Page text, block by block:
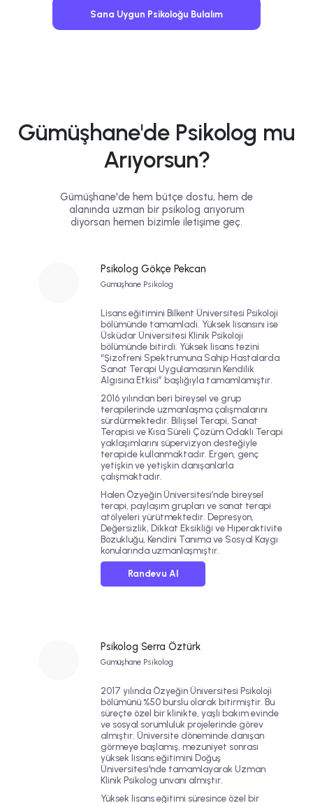
Sana Uygun Psikoloğu Bulalım
Gümüşhane'de Psikolog mu
Arıyorsun?
Gümüşhane'de hem bütçe dostu, hem de
alanında uzman bir psikolog arıyorum
diyorsan hemen bizimle iletişime geç.
Psikolog Gökçe Pekcan
Gümüşhane Psikolog
Lisans eğitimini Bilkent Üniversitesi Psikoloji
bölümünde tamamladı. Yüksek lisansını ise
Üsküdar Üniversitesi Klinik Psikoloji
bölümünde bitirdi. Yüksek lisans tezini
“Şizofreni Spektrumuna Sahip Hastalarda
Sanat Terapi Uygulamasının Kendilik
Algısına Etkisi” başlığıyla tamamlamıştır.
2016 yılından beri bireysel ve grup
terapilerinde uzmanlaşma çalışmalarını
sürdürmektedir. Bilişsel Terapi, Sanat
Terapisi ve Kısa Süreli Çözüm Odaklı Terapi
yaklaşımlarını süpervizyon desteğiyle
terapide kullanmaktadır. Ergen, genç
yetişkin ve yetişkin danışanlarla
çalışmaktadır.
Halen Özyeğin Üniversitesi’nde bireysel
terapi, paylaşım grupları ve sanat terapi
atölyeleri yürütmektedir. Depresyon,
Değersizlik, Dikkat Eksikliği ve Hiperaktivite
Bozukluğu, Kendini Tanımave Sosyal Kaygı
konularında uzmanlaşmıştır.
Randevu Al
Psikolog Serra Öztürk
Gümüşhane Psikolog
2017 yılında Özyeğin Üniversitesi Psikoloji
bölümünü %50 burslu olarak bitirmiştir. Bu
süreçte özel bir klinikte, yaşlı bakım evinde
ve sosyal sorumluluk projelerinde görev
almıştır. Üniversite döneminde danışan
görmeye başlamış, mezuniyet sonrası
yüksek lisans eğitimini Doğuş
Üniversitesi'nde tamamlayarak Uzman
Klinik Psikolog unvanı almıştır.
Yüksek lisans eğitimi süresince özel bir